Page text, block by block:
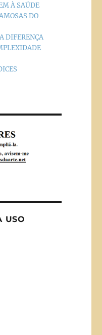
À SAÚDE
DO
DIFERENÇA
USO